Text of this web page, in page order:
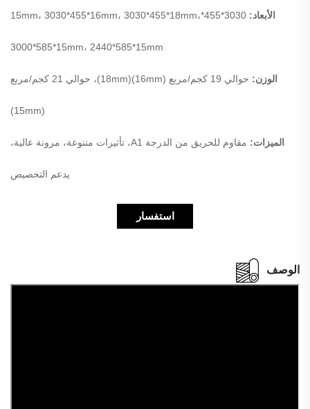
الأبعاد: 3030*455*15mm، 3030*455*16mm، 3030*455*18mm،
3000*585*15mm، 2440*585*15mm
الوزن: حوالي 19 كجم/مربع (16mm)(18mm)، حوالي 21 كجم/مربع
(15mm)
الميزات: مقاوم للحريق من الدرجة A1، تأثيرات متنوعة، مرونة عالية،
يدعم التخصيص
استفسار
الوصف